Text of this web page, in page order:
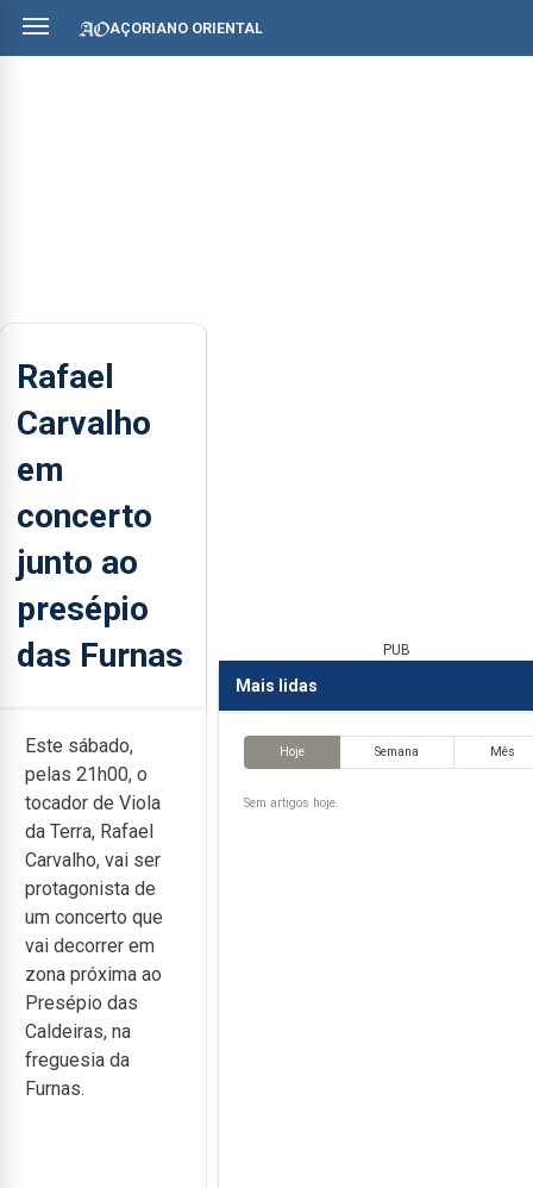
AÇORIANO ORIENTAL
Rafael
Carvalho
em
concerto
junto ao
presépio
das Furnas
Este sábado,
pelas 21h00, o
tocador de Viola
da Terra, Rafael
Carvalho, vai ser
protagonista de
um concerto que
vai decorrer em
zona próxima ao
Presépio das
Caldeiras, na
freguesia da
Furnas.
PUB
Mais lidas
Hoje Semana Mês
Sem artigos hoje.